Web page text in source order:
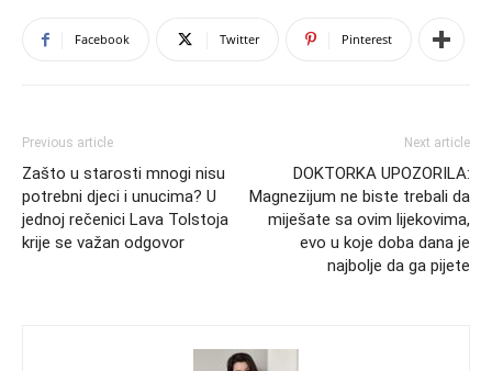
Facebook Twitter Pinterest
Previous article
Zašto u starosti mnogi nisu
potrebni djeci i unucima? U
jednoj rečenici Lava Tolstoja
krije se važan odgovor
Next article
DOKTORKA UPOZORILA:
Magnezijum ne biste trebali da
miješate sa ovim lijekovima,
evo u koje doba dana je
najbolje da ga pijete